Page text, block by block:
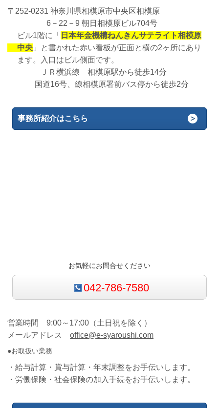
〒252-0231 神奈川県相模原市中央区相模原
6－22－9 朝日相模原ビル704号
ビル1階に「 日本年金機構ねんき んサテライト相模原
中央 」と書かれた赤い看板が正面と横の2ヶ所にあり
ます。入口はビル側面です。
ＪＲ横浜線 相模原駅から徒歩14分
国道16号、線相模原署前バス停から徒歩2分
事務所紹介はこちら
お気軽にお問合せください
042-786-7580
営業時間 9:00～17:00（土日祝を除く）
メールアドレス office@e-syaroushi.com
●お取扱い業務
・給与計算・賞与計算・年末調整をお手伝いします。
・労働保険・社会保険の加入手続をお手伝いします。